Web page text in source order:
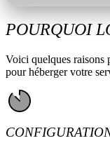
POURQUOI
Voici quelques raisons
pour héberger votre